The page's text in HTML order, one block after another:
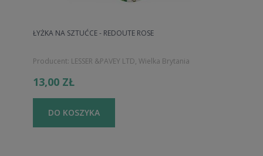
ŁYŻKA NA SZTUĆCE - REDOUTE ROSE
Producent: LESSER &PAVEY LTD, Wielka Brytania
13,00 ZŁ
DO KOSZYKA